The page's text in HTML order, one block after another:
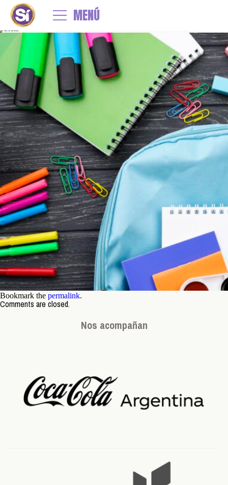
MENÚ
Colecta de útiles escolares
vista-superior-papeleria-regreso-escuela-mochila
ByJesu Espil Published7 febrero, 2024
pixels
Bookmark the permalink.
Comments are closed.
Nos acompañan